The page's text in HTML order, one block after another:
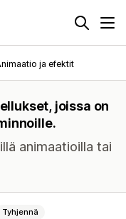
ja efektit
joissa on
animaatioilla tai
Tyhjennä